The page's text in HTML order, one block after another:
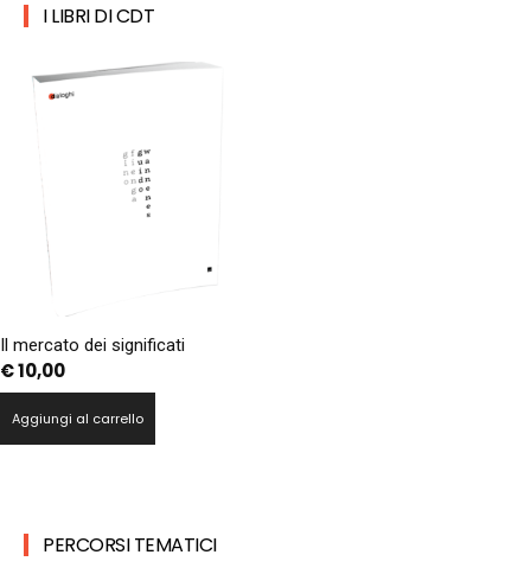
I LIBRI DI CDT
Il mercato dei significati
€10,00
Aggiungi al carrello
PERCORSI TEMATICI